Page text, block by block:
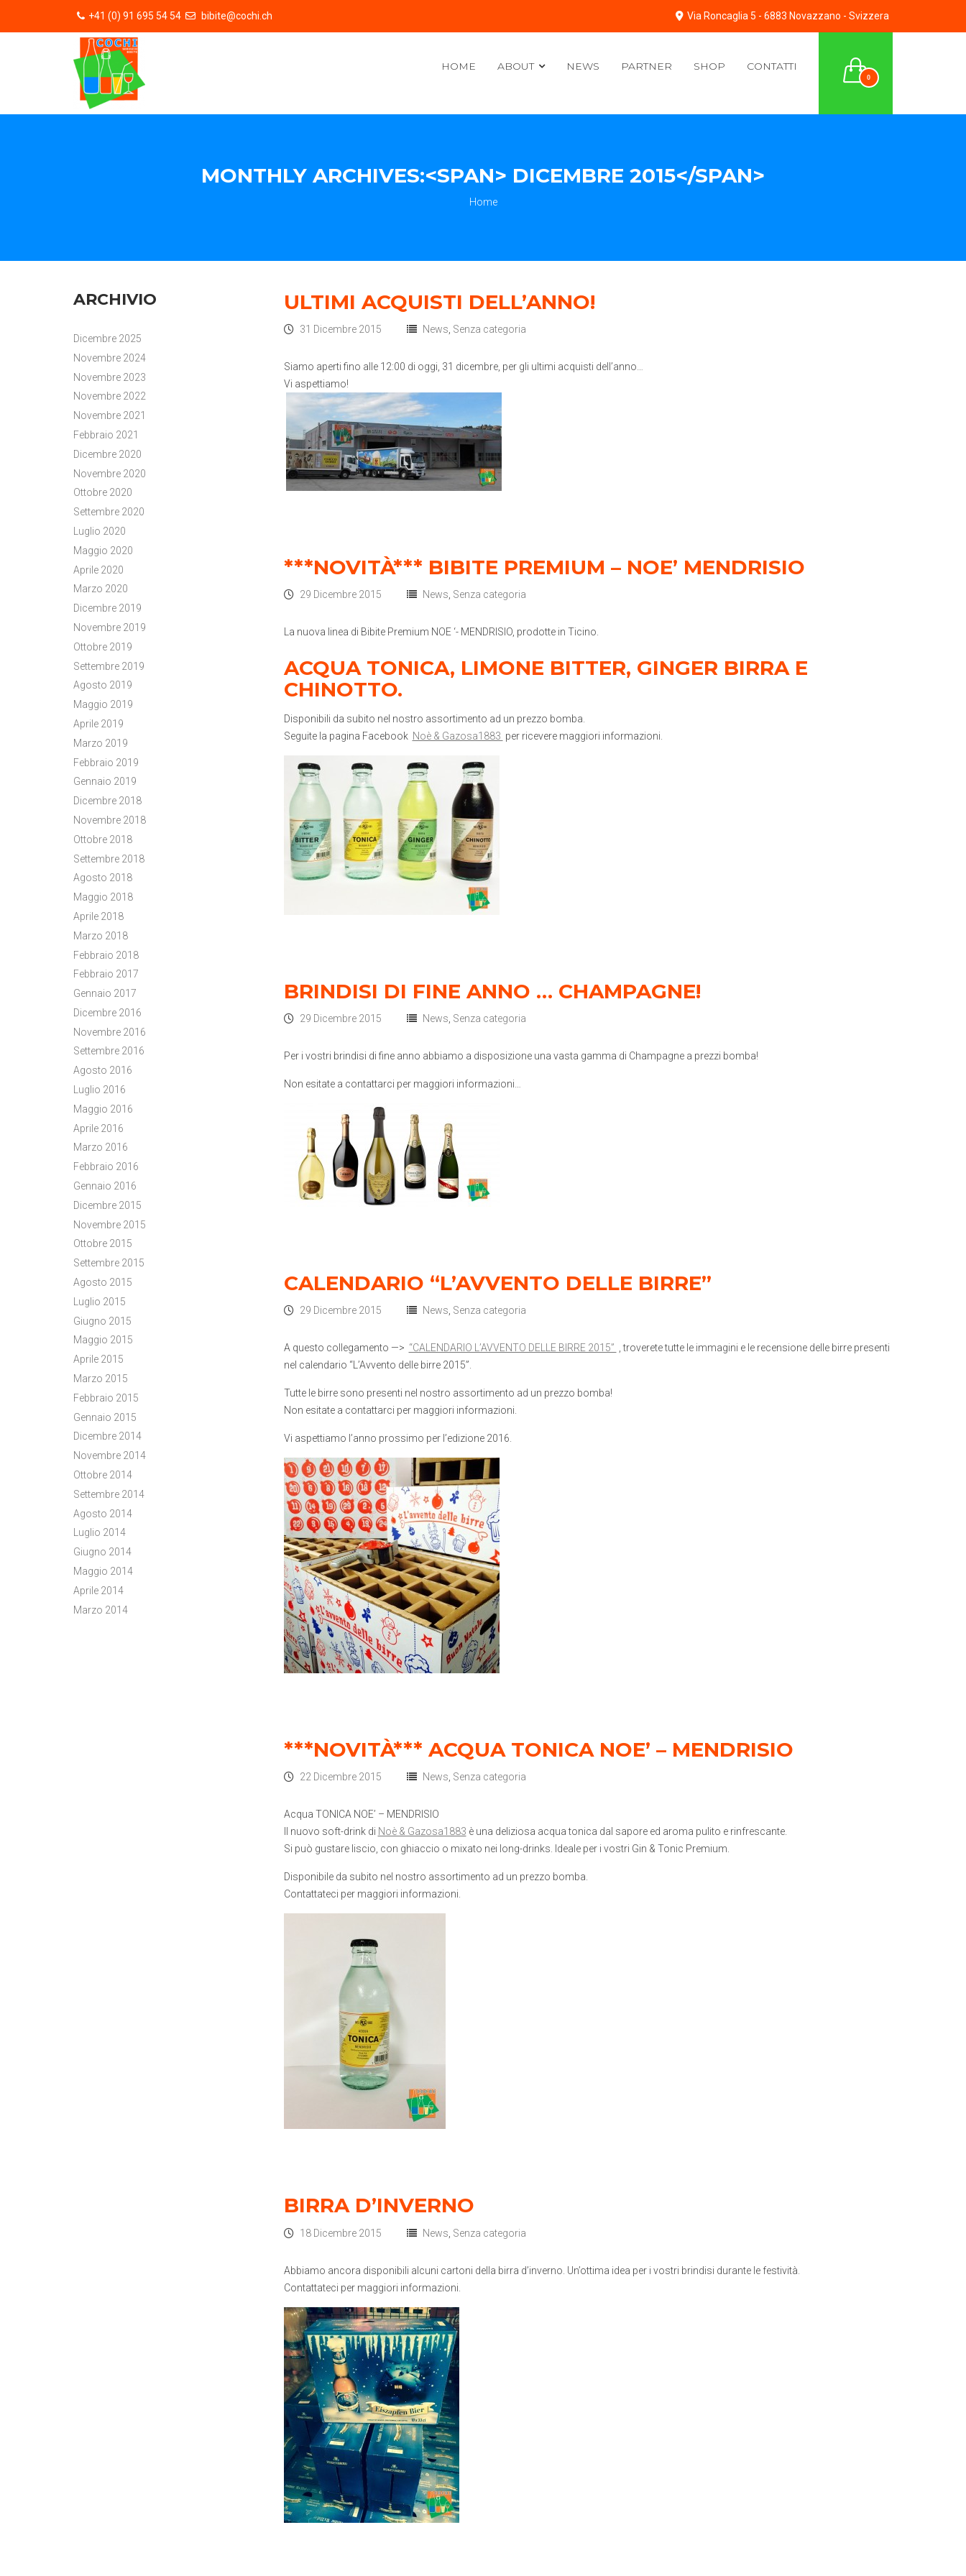
+41 (0) 91 695 54 54 bibite@cochi.ch Via Roncaglia 5 - 6883 Novazzano - Svizzera
0
HOME ABOUT NEWS PARTNER SHOP CONTATTI
MONTHLY ARCHIVES:<SPAN> DICEMBRE 2015</SPAN>
Home
ULTIMI ACQUISTI DELL’ANNO!
31 Dicembre 2015 News Senza categoria
Siamo aperti fino alle 12:00 di oggi, 31 dicembre, per gli ultimi acquisti dell’anno…
Vi aspettiamo!
***NOVITÀ*** BIBITE PREMIUM – NOE’ MENDRISIO
29 Dicembre 2015 News, Senza categoria
La nuova linea di Bibite Premium NOE ‘- MENDRISIO, prodotte in Ticino.
ACQUA TONICA, LIMONE BITTER, GINGER BIRRA E
CHINOTTO.
Disponibili da subito nel nostro assortimento ad un prezzo bomba.
Seguite la pagina Facebook Noè & Gazosa1883 per ricevere maggiori informazioni.
BRINDISI DI FINE ANNO … CHAMPAGNE!
29 Dicembre 2015 News Senza categoria
Per i vostri brindisi di fine anno abbiamo a disposizione una vasta gamma di Champagne a prezzi bomba!
Non esitate a contattarci per maggiori informazioni…
CALENDARIO “L’AVVENTO DELLE BIRRE”
29 Dicembre 2015 News Senza categoria
A questo collegamento —> “CALENDARIO L’AVVENTO DELLE BIRRE 2015”
, troverete tutte le immagini e le recensione delle birre presenti
nel calendario “L’Avvento delle birre 2015”.
Tutte le birre sono presenti nel nostro assortimento ad un prezzo bomba!
Non esitate a contattarci per maggiori informazioni.
Vi aspettiamo l’anno prossimo per l’edizione 2016.
***NOVITÀ*** ACQUA TONICA NOE’ – MENDRISIO
22 Dicembre 2015 News, Senza categoria
Acqua TONICA NOE’ – MENDRISIO
Il nuovo soft-drink di Noè & Gazosa1883 è una deliziosa acqua tonica dal sapore ed aroma pulito e rinfrescante.
Si può gustare liscio, con ghiaccio o mixato nei long-drinks. Ideale per i vostri Gin & Tonic Premium.
Disponibile da subito nel nostro assortimento ad un prezzo bomba.
Contattateci per maggiori informazioni.
BIRRA D’INVERNO
18 Dicembre 2015 News Senza categoria
Abbiamo ancora disponibili alcuni cartoni della birra d’inverno. Un’ottima idea per i vostri brindisi durante le festività.
Contattateci per maggiori informazioni.
ARCHIVIO
Dicembre 2025
Novembre 2024
Novembre 2023
Novembre 2022
Novembre 2021
Febbraio 2021
Dicembre 2020
Novembre 2020
Ottobre 2020
Settembre 2020
Luglio 2020
Maggio 2020
Aprile 2020
Marzo 2020
Dicembre 2019
Novembre 2019
Ottobre 2019
Settembre 2019
Agosto 2019
Maggio 2019
Aprile 2019
Marzo 2019
Febbraio 2019
Gennaio 2019
Dicembre 2018
Novembre 2018
Ottobre 2018
Settembre 2018
Agosto 2018
Maggio 2018
Aprile 2018
Marzo 2018
Febbraio 2018
Febbraio 2017
Gennaio 2017
Dicembre 2016
Novembre 2016
Settembre 2016
Agosto 2016
Luglio 2016
Maggio 2016
Aprile 2016
Marzo 2016
Febbraio 2016
Gennaio 2016
Dicembre 2015
Novembre 2015
Ottobre 2015
Settembre 2015
Agosto 2015
Luglio 2015
Giugno 2015
Maggio 2015
Aprile 2015
Marzo 2015
Febbraio 2015
Gennaio 2015
Dicembre 2014
Novembre 2014
Ottobre 2014
Settembre 2014
Agosto 2014
Luglio 2014
Giugno 2014
Maggio 2014
Aprile 2014
Marzo 2014